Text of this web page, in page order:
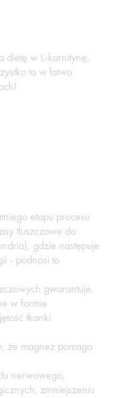
dietę w L-karnitynę,
to w łatwo
etapu procesu
tłuszczowe do
gdzie następuje
- podnosi to
gwarantuje,
w formie
tkanki
że magnez pomaga
nerwowego,
zmniejszeniu